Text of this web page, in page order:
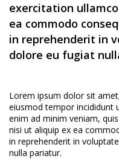
exercitation
ea commodo
in reprehenderit in
dolore eu fugiat
Lorem ipsum dolor sit
eiusmod tempor incididunt
enim ad minim veniam,
nisi ut aliquip ex ea
in reprehenderit in
nulla pariatur.